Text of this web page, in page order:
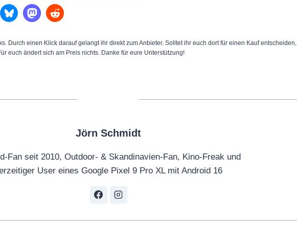
Durch einen Klick darauf gelangt ihr direkt zum Anbieter. Solltet ihr euch dort für einen Kauf entscheiden,
euch ändert sich am Preis nichts. Danke für eure Unterstützung!
Jörn Schmidt
Fan seit 2010, Outdoor- & Skandinavien-Fan, Kino-Freak und
User eines Google Pixel 9 Pro XL mit Android 16